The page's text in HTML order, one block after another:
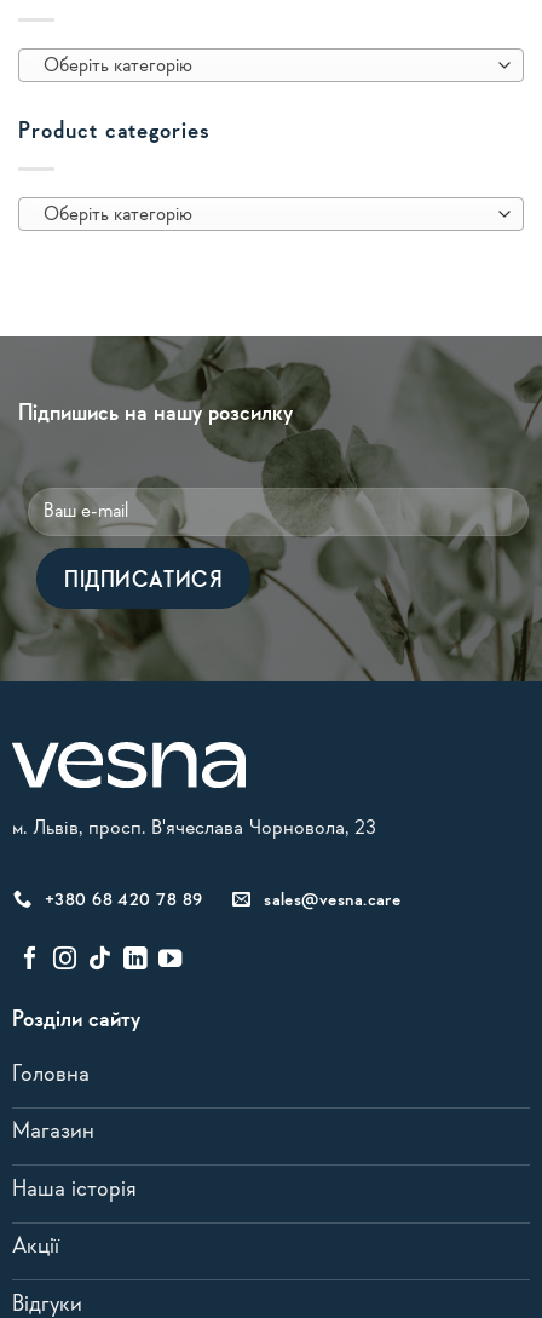
Оберіть категорію
Product categories
Оберіть категорію
Підпишись на нашу розсилку
Alternative:
м. Львів, просп. В'ячеслава Чорновола, 23
+380 68 420 78 89 sales@vesna.care
Розділи сайту
Головна
Магазин
Наша історія
Акції
Відгуки